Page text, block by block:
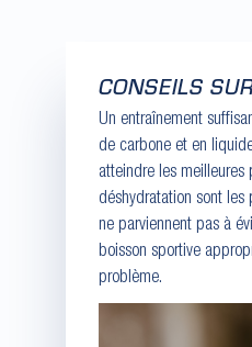
CONSEILS
Un entraînement
de carbone et en
atteindre les
déshydratation sont les
ne parviennent pas à
boisson sportive
problème.